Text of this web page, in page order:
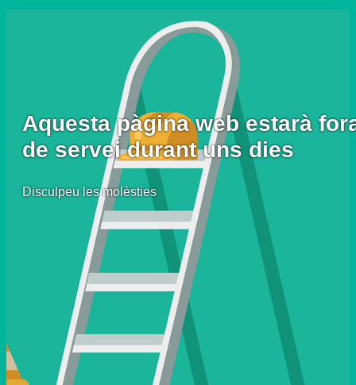
Aquesta pàgina web estarà
de servei durant uns dies
Disculpeu les molèsties